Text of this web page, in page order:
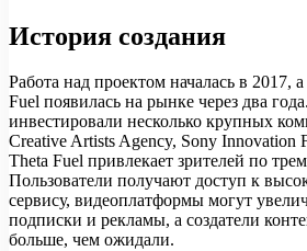
История создания
Работа над проектом началась в 2017,
Fuel появилась на рынке через два
инвестировали несколько крупных
Creative Artists Agency, Sony Innovation
Theta Fuel привлекает зрителей по
Пользователи получают доступ к
сервису, видеоплатформы могут
подписки и рекламы, а создатели
больше, чем ожидали.